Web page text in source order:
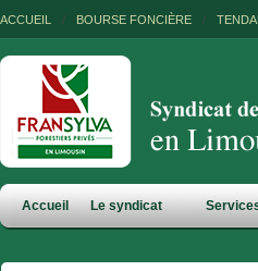
ACCUEIL / BOURSE FONCIÈRE /
Accueil Le syndicat